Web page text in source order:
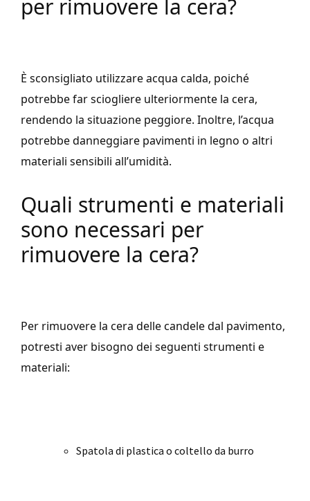
per rimuovere la cera?
È sconsigliato utilizzare acqua calda, poiché
potrebbe far sciogliere ulteriormente la cera,
rendendo la situazione peggiore. Inoltre, l’acqua
potrebbe danneggiare pavimenti in legno o altri
materiali sensibili all’umidità.
Quali strumenti e materiali
sono necessari per
rimuovere la cera?
Per rimuovere la cera delle candele dal pavimento,
potresti aver bisogno dei seguenti strumenti e
materiali:
Spatola di plastica o coltello da burro